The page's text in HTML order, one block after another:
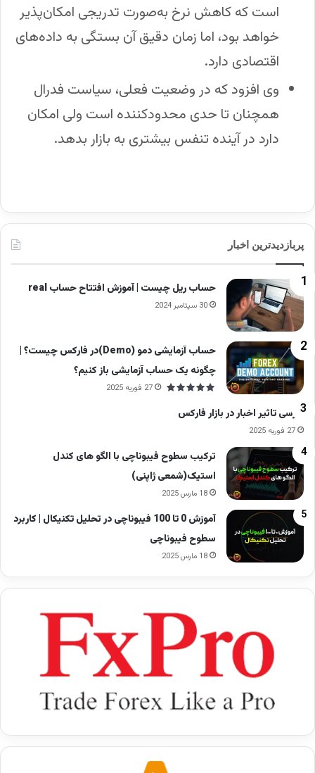
است که کاهش نرخ به‌صورت تدریجی امکان‌پذیر
خواهد بود، اما زمان دقیق آن بستگی به داده‌های
اقتصادی دارد.
وی افزود که در وضعیت فعلی، سیاست فدرال
همچنان تا حدی محدود‌کننده است ولی امکان
دارد در آینده تنفس بیشتری به بازار بدهد.
پربازدیدترین اخبار
حساب ریل چیست | آموزش افتتاح حساب real
30 سپتامبر 2024
حساب آزمایشی دمو (Demo)در فارکس چیست؟ |
چگونه یک حساب آزمایشی باز کنیم؟
27 فوریه 2025
بررسی تاثیر اخبار در بازار فارکس
27 فوریه 2025
ترکیب سطوح فیبوناچی با الگو های کندل
استیک(شمعی ژاپنی)
18 مارس 2025
آموزش 0 تا 100 فیبوناچی در تحلیل تکنیکال | کاربرد
سطوح فیبوناچی
18 مارس 2025